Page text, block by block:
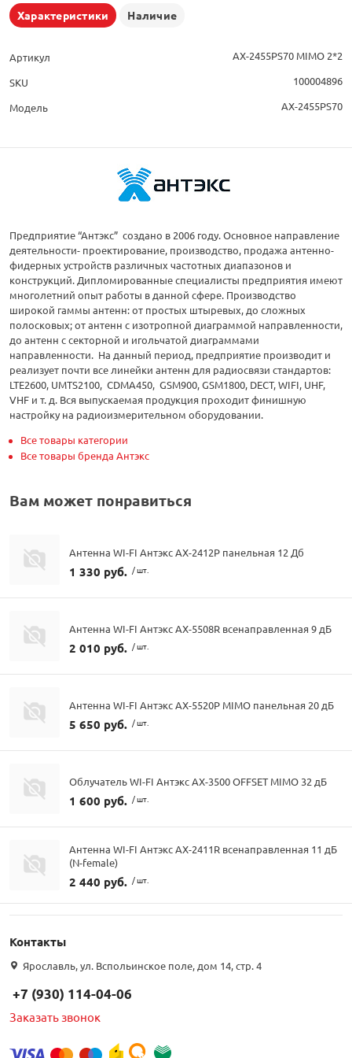
Характеристики Наличие
Артикул
AX-2455PS70 MIMO 2*2
SKU
100004896
Модель
AX-2455PS70
Предприятие “Антэкс” создано в 2006 году. Основное направление
деятельности- проектирование, производство, продажа антенно-
фидерных устройств различных частотных диапазонов и
конструкций. Дипломированные специалисты предприятия имеют
многолетний опыт работы в данной сфере. Производство
широкой гаммы антенн: от простых штыревых, до сложных
полосковых; от антенн с изотропной диаграммой направленности,
до антенн с секторной и игольчатой диаграммами
направленности. На данный период, предприятие производит и
реализует почти все линейки антенн для радиосвязи стандартов:
LTE2600, UMTS2100, CDMA450, GSM900, GSM1800, DECT, WIFI, UHF,
VHF и т. д. Вся выпускаемая продукция проходит финишную
настройку на радиоизмерительном оборудовании.
Все товары категории
Все товары бренда Антэкс
Вам может понравиться
Антенна WI-FI Антэкс AX-2412P панельная 12 Дб
1 330 руб. / шт.
Антенна WI-FI Антэкс AX-5508R всенаправленная 9 дБ
2 010 руб. / шт.
Антенна WI-FI Антэкс AX-5520P MIMO панельная 20 дБ
5 650 руб. / шт.
Облучатель WI-FI Антэкс AX-3500 OFFSET MIMO 32 дБ
1 600 руб. / шт.
Антенна WI-FI Антэкс AX-2411R всенаправленная 11 дБ
(N-female)
2 440 руб. / шт.
Контакты
Ярославль, ул. Вспольинское поле, дом 14, стр. 4
+7 (930) 114-04-06
Заказать звонок